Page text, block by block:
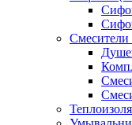
Смесители